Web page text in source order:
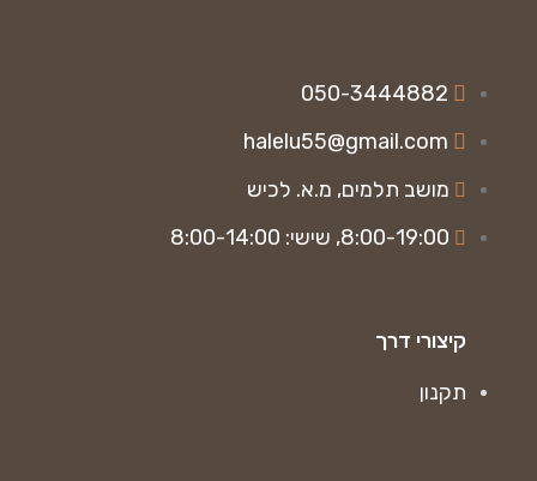
050-3444882
halelu55@gmail.com
מושב תלמים, מ.א. לכיש
8:00-19:00, שישי: 8:00-14:00
קיצורי דרך
תקנון